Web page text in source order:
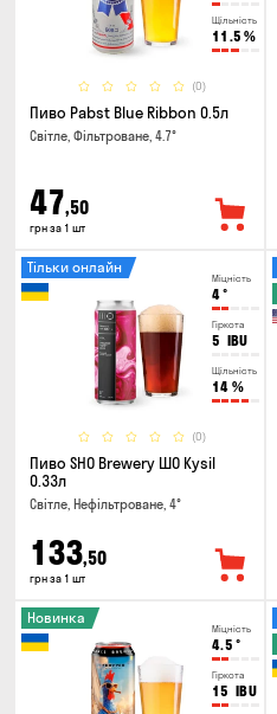
Щільність
11.5 %
(0)
Пиво Pabst Blue Ribbon 0.5л
Світле, Фільтроване, 4.7°
47,50
грн за 1 шт
Міцність
4°
Гіркота
5 IBU
Щільність
14 %
(0)
Тільки онлайн
Пиво SHO Brewery ШО Kysil
0.33л
Світле, Нефільтроване, 4°
133,50
грн за 1 шт
Міцність
4.5 °
Гіркота
15 IBU
Новинка